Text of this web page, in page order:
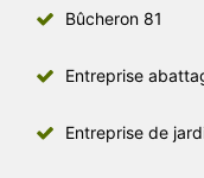
Bûcheron 81
Entreprise
Entreprise de